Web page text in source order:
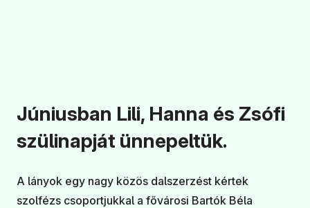
Júniusban Lili, Hanna és Zsófi
szülinapját ünnepeltük.
A lányok egy nagy közös dalszerzést kértek
szolfézs csoportjukkal a fővárosi Bartók Béla